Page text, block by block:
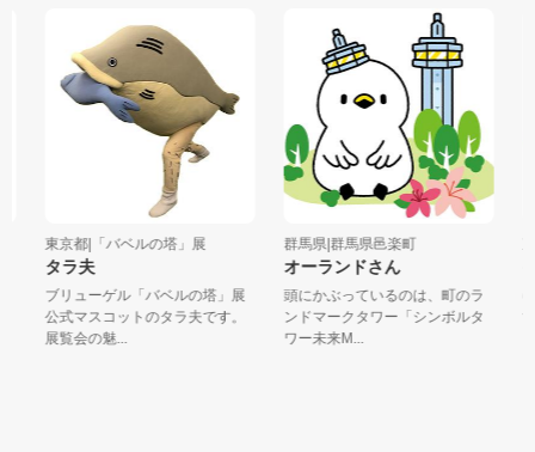
東京都|「バベルの塔」展
タラ夫
ブリューゲル「バベルの塔」展
公式マスコットのタラ夫です。
展覧会の魅...
群馬県|群馬県邑楽町
オーランドさん
頭にかぶっているのは、町のラ
ンドマークタワー「シンボルタ
ワー未来M...
す